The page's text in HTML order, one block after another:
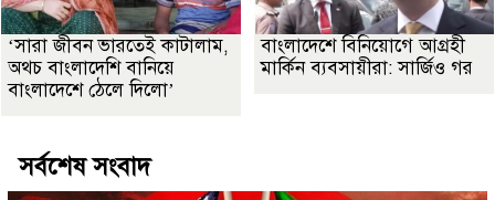
‘সারা জীবন ভারতেই কাটালাম,
অথচ বাংলাদেশি বানিয়ে
বাংলাদেশে ঠেলে দিলো’
বাংলাদেশে বিনিয়োগে আগ্রহী
মার্কিন ব্যবসায়ীরা: সার্জিও গর
সর্বশেষ সংবাদ